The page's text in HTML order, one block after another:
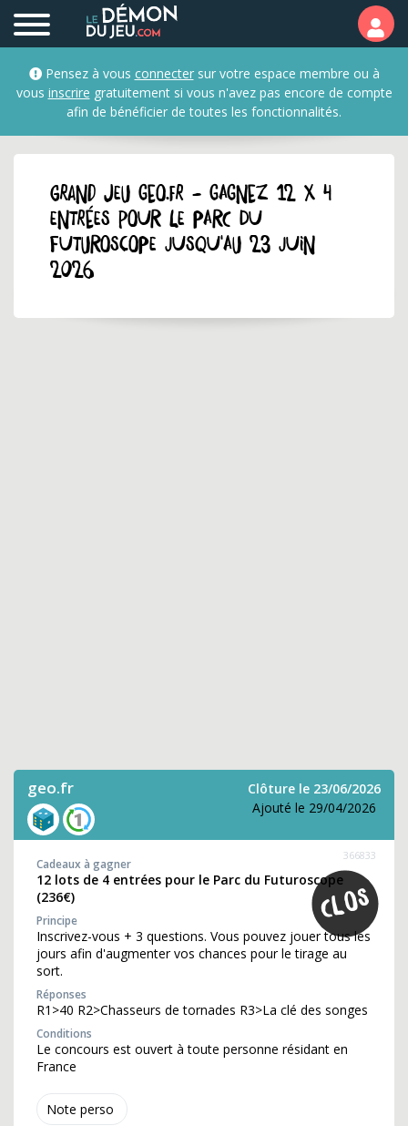
Pensez à vous connectersur votre espace membre ou à
vous inscrire gratuitement si vous n'avez pas encore de compte
afin de bénéficier de toutes les fonctionnalités.
GRAND JEU geo.fr - Gagnez 12 x 4
entrées pour le Parc du
Futuroscope jusqu'au 23 juin
2026
geo.fr
Clôture le 23/06/2026
Ajouté le 29/04/2026
Note perso
366833
Cadeaux à gagner
12 lots de 4 entrées pour le Parc du Futuroscope
(236€)
Principe
Inscrivez-vous + 3 questions. Vous pouvez jouer tous les
jours afin d'augmenter vos chances pour le tirage au
sort.
Réponses
R1>40 R2>Chasseurs de tornades R3>La clé des songes
Conditions
Le concours est ouvert à toute personne résidant en
France